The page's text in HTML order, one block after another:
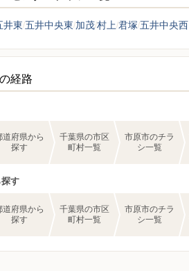
井東 五井中央東 加茂村上 君塚 五井中央西
経路
道府県から
探す
千葉県の市区
町村一覧
市原市のチラ
シ一覧
す
道府県から
探す
千葉県の市区
町村一覧
市原市のチラ
シ一覧